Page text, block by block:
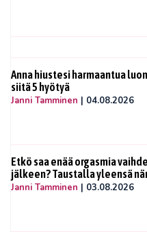
Anna hiustesi harmaantua
siitä 5 hyötyä
Janni Tamminen | 04.08.2026
Etkö saa enää orgasmia
jälkeen? Taustalla yleensä
Janni Tamminen | 03.08.2026